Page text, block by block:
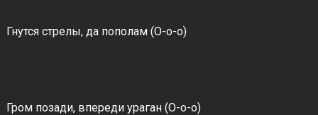
Гнутся стрелы, да пополам (О-о-о)
Гром позади, впереди ураган (О-о-о)